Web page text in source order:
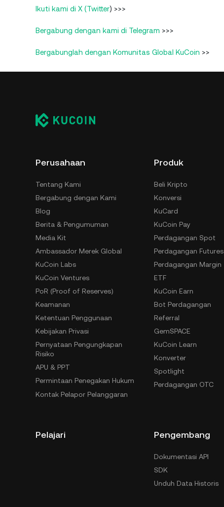
Ikuti kami di X (Twitter) >>>
Bergabung dengan kami di Telegram >>>
Bergabunglah dengan Komunitas Global KuCoin >>
Perusahaan
Tentang Kami
Bergabung dengan Kami
Blog
Berita & Pengumuman
Media Kit
Ambassador Merek Global
KuCoin Labs
KuCoin Ventures
PoR (Proof of Reserves)
Keamanan
Ketentuan Penggunaan
Kebijakan Privasi
Pernyataan Pengungkapan
Risiko
APU & PPT
Permintaan Penegakan Hukum
Kontak Pelapor Pelanggaran
Produk
Beli Kripto
Konversi
KuCard
KuCoin Pay
Perdagangan Spot
Perdagangan Futures
Perdagangan Margin
ETF
KuCoin Earn
Bot Perdagangan
Referral
GemSPACE
KuCoin Learn
Konverter
Spotlight
Perdagangan OTC
Pelajari Pengembang
Dokumentasi API
SDK
Unduh Data Historis